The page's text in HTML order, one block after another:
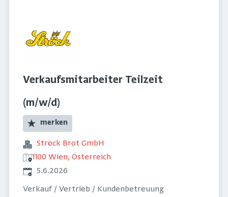
Verkaufsmitarbeiter Teilzeit
(m/w/d)
merken
Ströck Brot GmbH
1100 Wien, Österreich
Veröffentlicht
5.6.2026
Verkauf / Vertrieb / Kundenbetreuung